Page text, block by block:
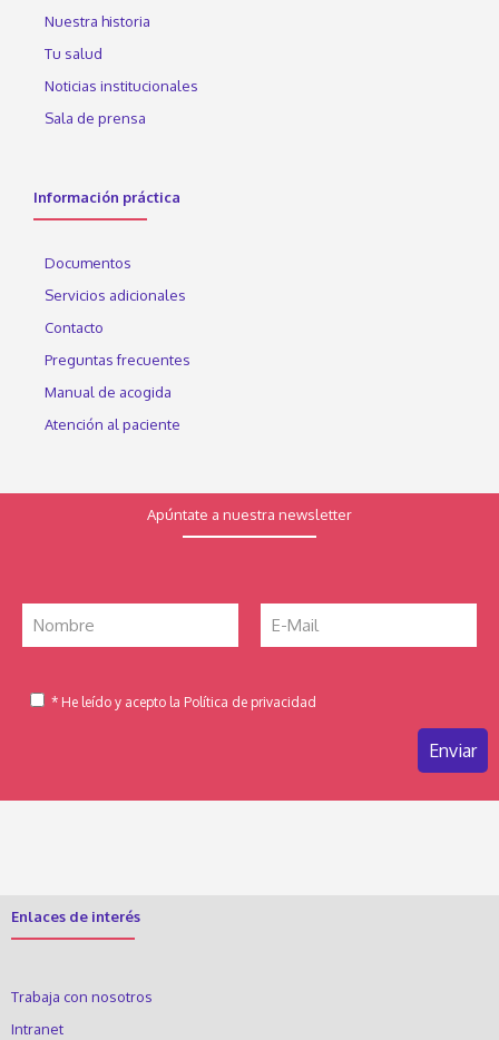
Nuestra historia
Tu salud
Noticias institucionales
Sala de prensa
Información práctica
Documentos
Servicios adicionales
Contacto
Preguntas frecuentes
Manual de acogida
Atención al paciente
Apúntate a nuestra newsletter
* He leído y acepto la Política de privacidad
Enlaces de interés
Trabaja con nosotros
Intranet